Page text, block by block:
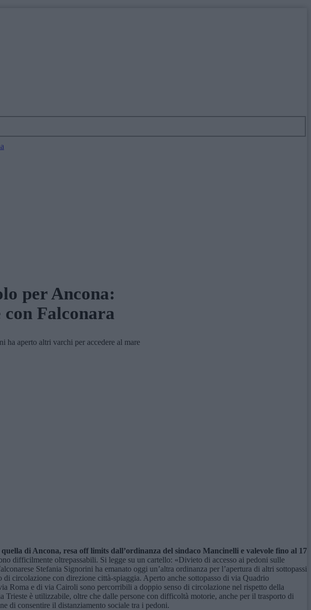
per Ancona:
Falconara
aperto altri varchi per accedere al mare
di Ancona, resa off limits dall’ordinanza del sindaco Mancinelli e valevole fino al 17
difficilmente oltrepassabili. Si legge su un cartello: «Divieto di accesso ai pedoni sulle
Stefania Signorini ha emanato oggi un’altra ordinanza per l’apertura di altri sottopassi
circolazione con direzione città-spiaggia. Aperto anche sottopasso di via Quadrio
Roma e di via Cairoli sono percorribili a doppio senso di circolazione nel rispetto della
Trieste è utilizzabile, oltre che dalle persone con difficoltà motorie, anche per il trasporto di
di consentire il distanziamento sociale tra i pedoni.